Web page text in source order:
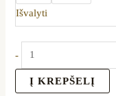
Išvalyti
-
Į KREPŠELĮ